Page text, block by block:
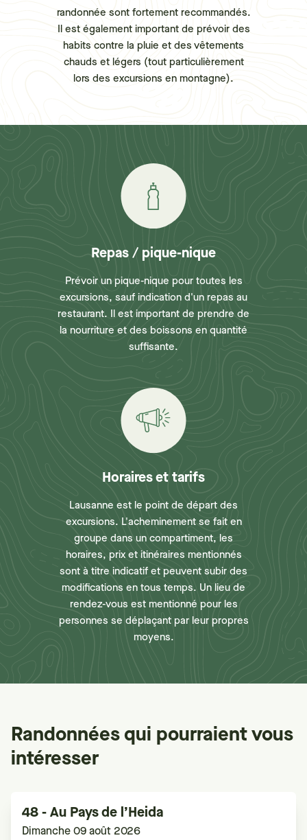
randonnée sont fortement recommandés.
Il est également important de prévoir des
habits contre la pluie et des vêtements
chauds et légers (tout particulièrement
lors des excursions en montagne).
Repas / pique-nique
Prévoir un pique-nique pour toutes les
excursions, sauf indication d'un repas au
restaurant. Il est important de prendre de
la nourriture et des boissons en quantité
suffisante.
Horaires et tarifs
Lausanne est le point de départ des
excursions. L'acheminement se fait en
groupe dans un compartiment, les
horaires, prix et itinéraires mentionnés
sont à titre indicatif et peuvent subir des
modifications en tous temps. Un lieu de
rendez-vous est mentionné pour les
personnes se déplaçant par leur propres
moyens.
Randonnées qui pourraient vous
intéresser
48 - Au Pays de l’Heida
Dimanche 09 août 2026